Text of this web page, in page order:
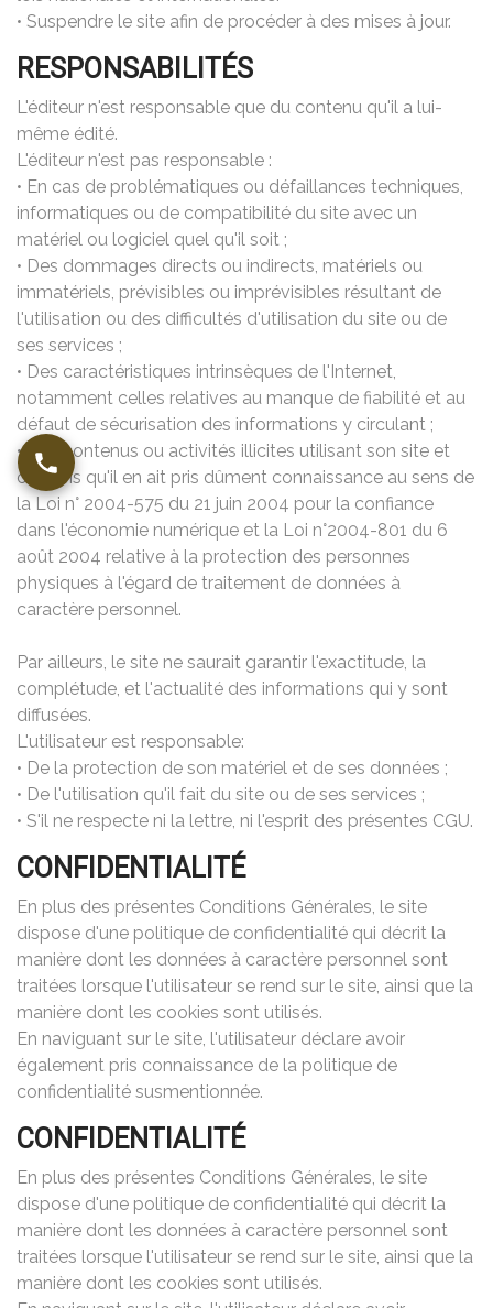
• Suspendre le site afin de procéder à des mises à jour.
RESPONSABILITÉS
L'éditeur n'est responsable que du contenu qu'il a lui-
même édité.
L'éditeur n'est pas responsable :
• En cas de problématiques ou défaillances techniques,
informatiques ou de compatibilité du site avec un
matériel ou logiciel quel qu'il soit ;
• Des dommages directs ou indirects, matériels ou
immatériels, prévisibles ou imprévisibles résultant de
l'utilisation ou des difficultés d'utilisation du site ou de
ses services ;
• Des caractéristiques intrinsèques de l'Internet,
notamment celles relatives au manque de fiabilité et au
défaut de sécurisation des informations y circulant ;
• Des contenus ou activités illicites utilisant son site et
ce, sans qu'il en ait pris dûment connaissance au sens de
la Loi n° 2004-575 du 21 juin 2004 pour la confiance
dans l'économie numérique et la Loi n°2004-801 du 6
août 2004 relative à la protection des personnes
physiques à l'égard de traitement de données à
caractère personnel.
Par ailleurs, le site ne saurait garantir l'exactitude, la
complétude, et l'actualité des informations qui y sont
diffusées.
L'utilisateur est responsable:
• De la protection de son matériel et de ses données ;
• De l'utilisation qu'il fait du site ou de ses services ;
• S'il ne respecte ni la lettre, ni l'esprit des présentes CGU.
CONFIDENTIALITÉ
En plus des présentes Conditions Générales, le site
dispose d'une politique de confidentialité qui décrit la
manière dont les données à caractère personnel sont
traitées lorsque l'utilisateur se rend sur le site, ainsi que la
manière dont les cookies sont utilisés.
En naviguant sur le site, l'utilisateur déclare avoir
également pris connaissance de la politique de
confidentialité susmentionnée.
CONFIDENTIALITÉ
En plus des présentes Conditions Générales, le site
dispose d'une politique de confidentialité qui décrit la
manière dont les données à caractère personnel sont
traitées lorsque l'utilisateur se rend sur le site, ainsi que la
manière dont les cookies sont utilisés.